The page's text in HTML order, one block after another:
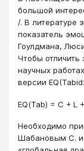
большой
/. В литературе
показатель
Гоулдмана,
Чтобы отличить
научных
версии
EQ(Tab) = C + L
Необходимо
Шабановым С. и